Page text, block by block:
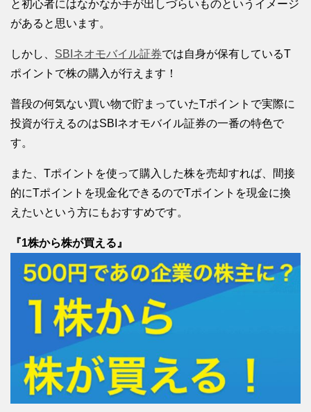
と初心者にはなかなか手が出しづらいものというイメージ
があると思います。
しかし、 SBIネオモバイル証券では自身が保有しているT
ポイントで株の購入が行えます！
普段の何気ない買い物で貯まっていたTポイントで実際に
投資が行えるのはSBIネオモバイル証券の一番の特色で
す。
また、Tポイントを使って購入した株を売却すれば、間接
的にTポイントを現金化できるのでTポイントを現金に換
えたいという方にもおすすめです。
『1株から株が買える』